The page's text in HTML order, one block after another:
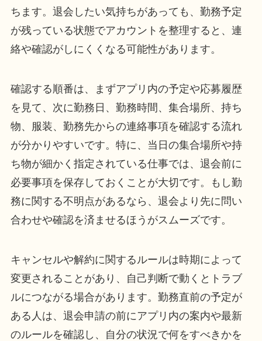
ちます。退会したい気持ちがあっても、勤務予定
が残っている状態でアカウントを整理すると、連
絡や確認がしにくくなる可能性があります。
確認する順番は、まずアプリ内の予定や応募履歴
を見て、次に勤務日、勤務時間、集合場所、持ち
物、服装、勤務先からの連絡事項を確認する流れ
が分かりやすいです。特に、当日の集合場所や持
ち物が細かく指定されている仕事では、退会前に
必要事項を保存しておくことが大切です。もし勤
務に関する不明点があるなら、退会より先に問い
合わせや確認を済ませるほうがスムーズです。
キャンセルや解約に関するルールは時期によって
変更されることがあり、自己判断で動くとトラブ
ルにつながる場合があります。勤務直前の予定が
ある人は、退会申請の前にアプリ内の案内や最新
のルールを確認し、自分の状況で何をすべきかを